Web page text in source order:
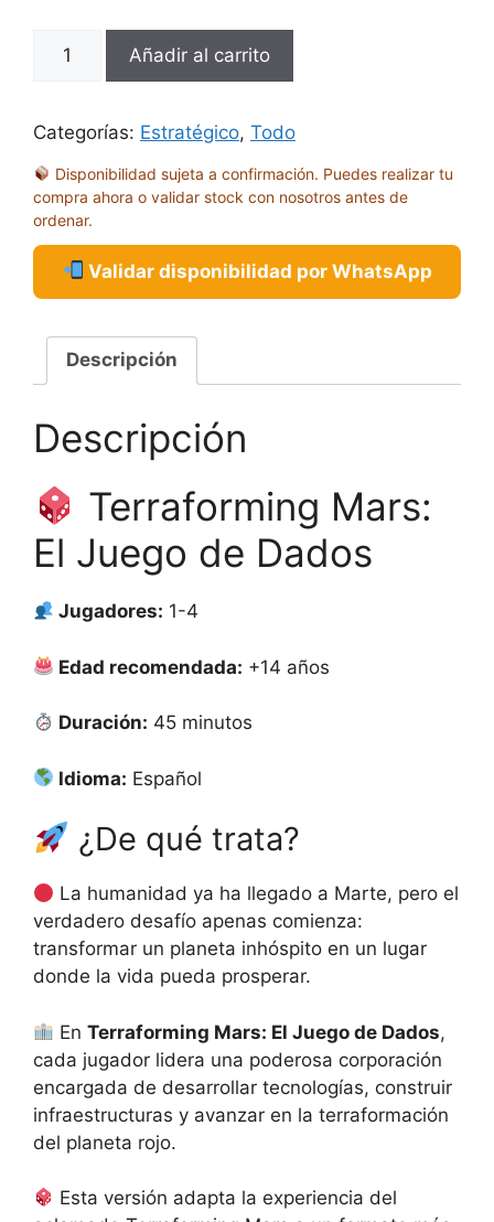
MARS
JUEGO
DADOS
cantidad
Añadir al carrito
Categorías: Estratégico, Todo
Disponibilidad sujeta a confirmación. Puedes realizar tu
compra ahora o validar stock con nosotros antes de
ordenar.
Validar disponibilidad por WhatsApp
Descripción
Descripción
Terraforming Mars:
El Juego de Dados
Jugadores: 1-4
Edad recomendada: +14 años
Duración: 45 minutos
Idioma: Español
¿De qué trata?
La humanidad ya ha llegado a Marte, pero el
verdadero desafío apenas comienza:
transformar un planeta inhóspito en un lugar
donde la vida pueda prosperar.
EnTerraforming Mars: El Juego de Dados,
cada jugador lidera una poderosa corporación
encargada de desarrollar tecnologías, construir
infraestructuras y avanzar en la terraformación
del planeta rojo.
Esta versión adapta la experiencia del